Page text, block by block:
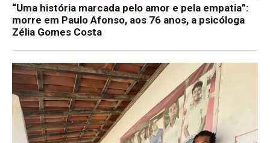
“Uma história marcada pelo amor e pela empatia”:
morre em Paulo Afonso, aos 76 anos, a psicóloga
Zélia Gomes Costa